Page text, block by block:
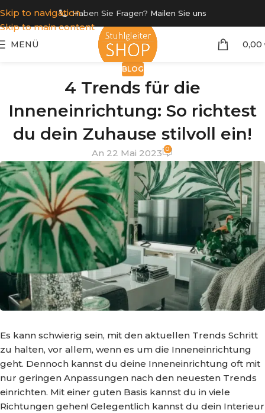
Skip to navigation
Skip to main content
Haben Sie Fragen? Mailen Sie uns
MENÜ 0,00
BLOG
4 Trends für die
Inneneinrichtung: So richtest
du dein Zuhause stilvoll ein!
An 22 Mai 2023 0
Es kann schwierig sein, mit den aktuellen Trends Schritt
zu halten, vor allem, wenn es um die Inneneinrichtung
geht. Dennoch kannst du deine Inneneinrichtung oft mit
nur geringen Anpassungen nach den neuesten Trends
einrichten. Mit einer guten Basis kannst du in viele
Richtungen gehen! Gelegentlich kannst du dein Interieur